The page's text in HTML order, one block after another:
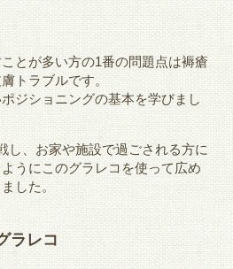
とが多い方の1番の問題点は褥瘡
トラブルです。
ジショニングの基本を学びまし
し、お家や施設で過ごされる方に
うに このグラレコを使って広め
した。
ラレコ